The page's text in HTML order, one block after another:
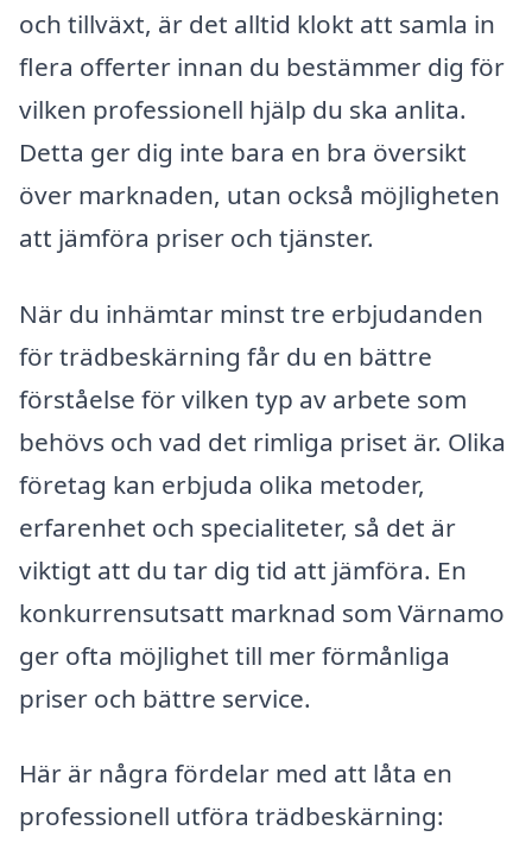
och tillväxt, är det alltid klokt att samla in
flera offerter innan du bestämmer dig för
vilken professionell hjälp du ska anlita.
Detta ger dig inte bara en bra översikt
över marknaden, utan också möjligheten
att jämföra priser och tjänster.
När du inhämtar minst tre erbjudanden
för trädbeskärning får du en bättre
förståelse för vilken typ av arbete som
behövs och vad det rimliga priset är. Olika
företag kan erbjuda olika metoder,
erfarenhet och specialiteter, så det är
viktigt att du tar dig tid att jämföra. En
konkurrensutsatt marknad som Värnamo
ger ofta möjlighet till mer förmånliga
priser och bättre service.
Här är några fördelar med att låta en
professionell utföra trädbeskärning: